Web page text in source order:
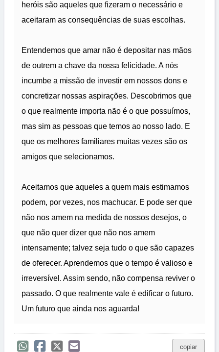
heróis são aqueles que fizeram o necessário e
aceitaram as consequências de suas escolhas.
Entendemos que amar não é depositar nas mãos
de outrem a chave da nossa felicidade. A nós
incumbe a missão de investir em nossos dons e
concretizar nossas aspirações. Descobrimos que
o que realmente importa não é o que possuímos,
mas sim as pessoas que temos ao nosso lado. E
que os melhores familiares muitas vezes são os
amigos que selecionamos.
Aceitamos que aqueles a quem mais estimamos
podem, por vezes, nos machucar. E pode ser que
não nos amem na medida de nossos desejos, o
que não quer dizer que não nos amem
intensamente; talvez seja tudo o que são capazes
de oferecer. Aprendemos que o tempo é valioso e
irreversível. Assim sendo, não compensa reviver o
passado. O que realmente vale é edificar o futuro.
Um futuro que ainda nos aguarda!
copiar